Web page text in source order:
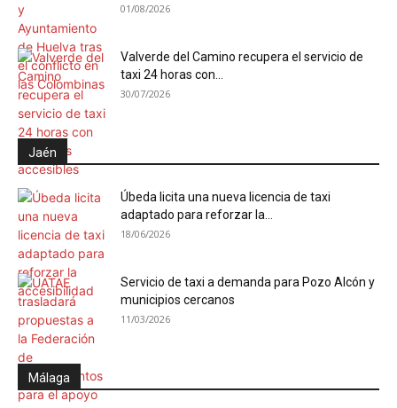
01/08/2026
Valverde del Camino recupera el servicio de
taxi 24 horas con...
30/07/2026
Jaén
Úbeda licita una nueva licencia de taxi
adaptado para reforzar la...
18/06/2026
Servicio de taxi a demanda para Pozo Alcón y
municipios cercanos
11/03/2026
Málaga